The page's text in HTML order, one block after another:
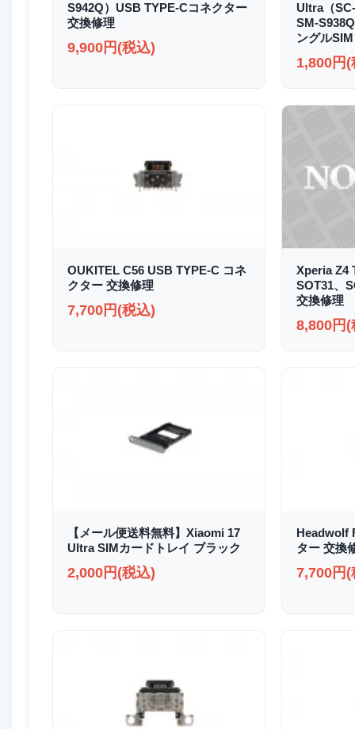
S942Q）USB TYPE-Cコネクター
交換修理
9,900円(税込)
Ultra（
SM-
ングル
1,800円(
OUKITEL C56 USB TYPE-C コネ
クター 交換修理
7,700円(税込)
Xperia Z4
SOT31、
交換修理
8,800円(
【メール便送料無料】Xiaomi 17
Ultra SIMカードトレイ ブラック
2,000円(税込)
Headwolf
ター 交換
7,700円(